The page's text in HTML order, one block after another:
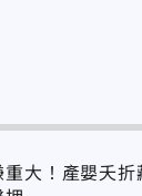
重大！產嬰夭